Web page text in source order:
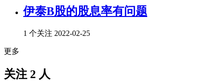
伊泰B股的股息率有问题
1 个关注 2022-02-25
更多
关注 2 人